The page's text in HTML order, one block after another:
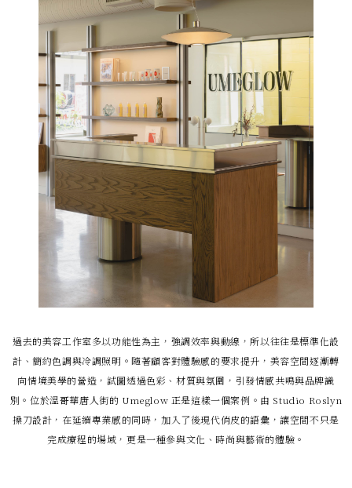
過去的美容工作室多以功能性為主，強調效率與動線，所以往往是標準化設
計、簡約色調與冷調照明。隨著顧客對體驗感的要求提升，美容空間逐漸轉
向情境美學的營造，試圖透過色彩、材質與氛圍，引發情感共鳴與品牌識
別。位於溫哥華唐人街的 Umeglow 正是這樣一個案例。由 Studio Roslyn
操刀設計，在延續專業感的同時，加入了後現代俏皮的語彙，讓空間不只是
完成療程的場域，更是一種參與文化、時尚與藝術的體驗。